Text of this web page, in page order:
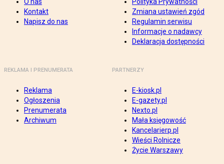
Kontakt
Napisz do nas
Zmiana ustawień zgód
Regulamin serwisu
Informacje o nadawcy
Deklaracja dostępności
REKLAMA I PRENUMERATA
Reklama
Ogłoszenia
Prenumerata
Archiwum
PARTNERZY
E-kiosk.pl
E-gazety.pl
Nexto.pl
Mała księgowość
Kancelarierp.pl
Wieści Rolnicze
Życie Warszawy